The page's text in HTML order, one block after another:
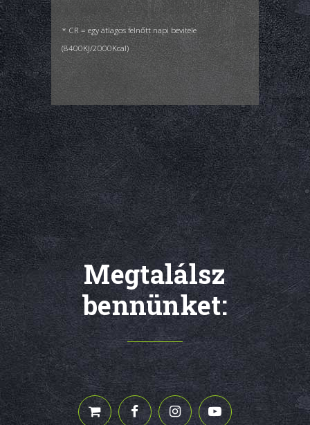
* CR = egy átlagos felnőtt napi bevitele
(8400KJ/2000Kcal)
Megtalálsz
bennünket: